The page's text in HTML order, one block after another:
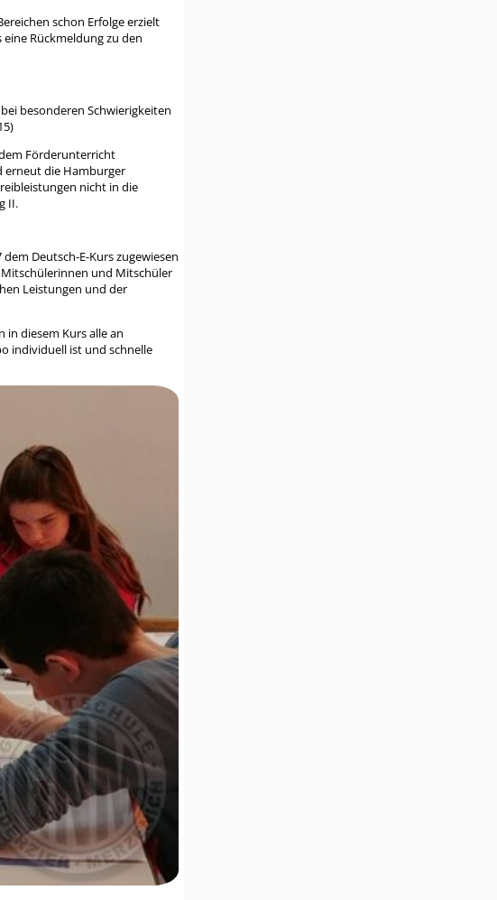
schon Erfolge erzielt
Rückmeldung zu den
besonderen Schwierigkeiten
Förderunterricht
erneut die Hamburger
nicht in die
II.
Deutsch-E-Kurs zugewiesen
und Mitschüler
Leistungen und der
diesem Kurs alle an
individuell ist und schnelle